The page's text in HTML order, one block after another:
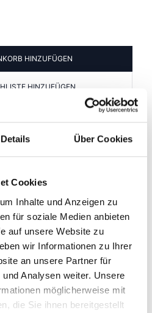
Details Über Cookies
Cookies
Inhalte und Anzeigen zu
für soziale Medien anbieten
auf unsere Website zu
wir Informationen zu Ihrer
an unsere Partner für
Analysen weiter. Unsere
möglicherweise mit
die Sie ihnen bereitgestellt
HINZUFÜGEN
HINZUFÜGEN
PRODUKTBESCHREIBUNG
Laufnummer
Alternativ
-
Farbe
Rotgold
Steinfarbe